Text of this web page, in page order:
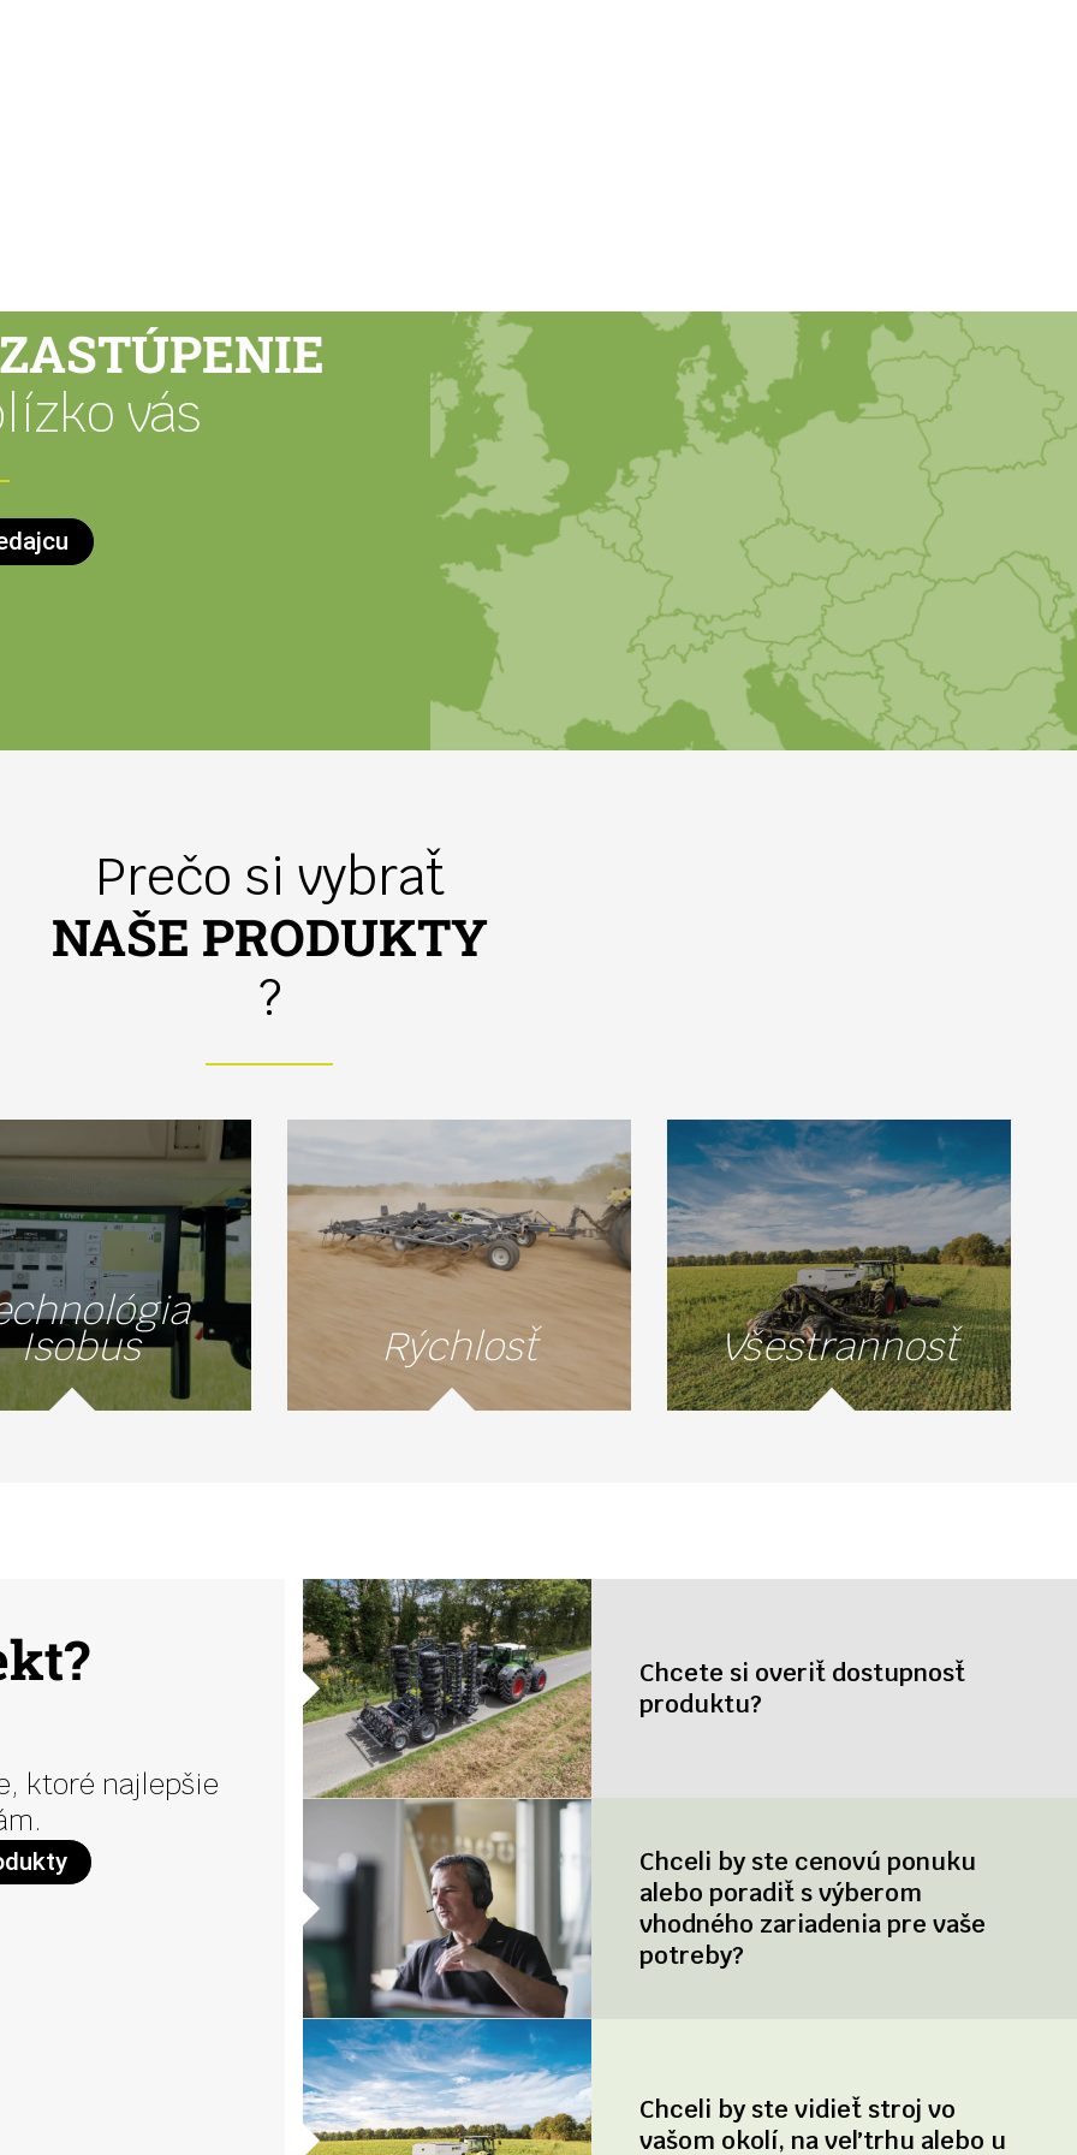
vás
Prečo si vybrať
NAŠE PRODUKTY
?
Isobus Rýchlosť Všestrannosť
ktoré najlepšie
Chcete si overiť dostupnosť
produktu?
Chceli by ste cenovú ponuku
alebo poradiť s výberom
vhodného zariadenia pre vaše
potreby?
Chceli by ste vidieť stroj vo
vašom okolí, na veľtrhu alebo u